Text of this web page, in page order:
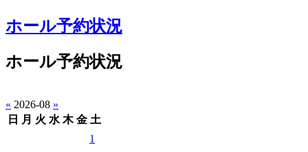
ホール予約状況
ホール予約状況
« 2026-08 »
日
月 火 水 木 金 土
1